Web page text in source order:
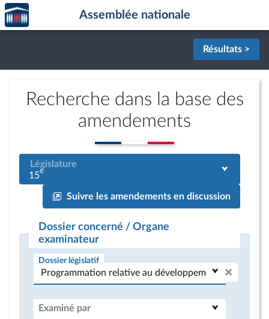
Aller au contenu
Aller en bas de la page
Accèder
à la
page
Assemblée nationale
Résultats >
Recherche dans la base des
amendements
Législature
15e
Suivre les amendements en discussion
Dossier concerné / Organe
examinateur
Dossier législatif
Examiné par